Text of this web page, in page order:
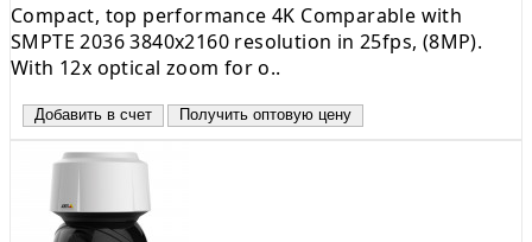
Compact, top performance 4K Comparable with
SMPTE 2036 3840x2160 resolution in 25fps, (8MP).
With 12x optical zoom for o..
Добавить в счет Получить оптовую цену